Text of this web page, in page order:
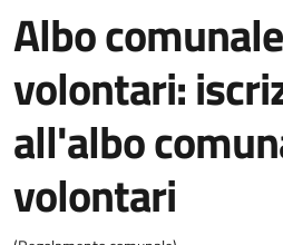
Albo
volontari:
all'albo
volontari